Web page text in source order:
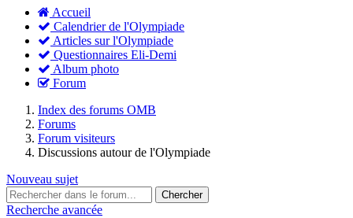
Accueil
Calendrier de l'Olympiade
Articles sur l'Olympiade
Questionnaires Eli-Demi
Album photo
Forum
Index des forums OMB
Forums
Forum visiteurs
Discussions autour de l'Olympiade
Nouveau sujet
Recherche avancée